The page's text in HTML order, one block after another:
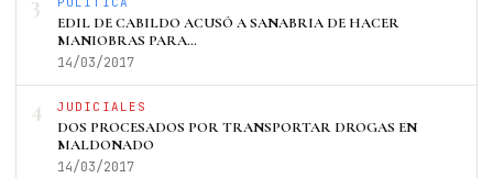
EDIL DE CABILDO ACUSÓ A SANABRIA DE HACER
MANIOBRAS PARA…
14/03/2017
4 JUDICIALES
DOS PROCESADOS POR TRANSPORTAR DROGAS EN
MALDONADO
14/03/2017